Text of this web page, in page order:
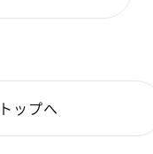
ップへ